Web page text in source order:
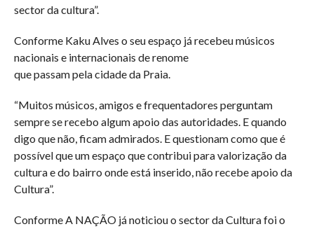
sector da cultura”.
Conforme Kaku Alves o seu espaço já recebeu músicos
nacionais e internacionais de renome
que passam pela cidade da Praia.
“Muitos músicos, amigos e frequentadores perguntam
sempre se recebo algum apoio das autoridades. E quando
digo que não, ficam admirados. E questionam como que é
possível que um espaço que contribui para valorização da
cultura e do bairro onde está inserido, não recebe apoio da
Cultura”.
Conforme A NAÇÃO já noticiou o sector da Cultura foi o